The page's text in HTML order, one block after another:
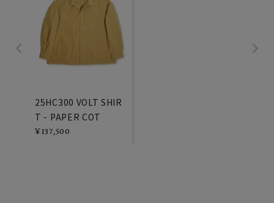
25HC300 VOLT SHIR
T - PAPER COT
¥137,500